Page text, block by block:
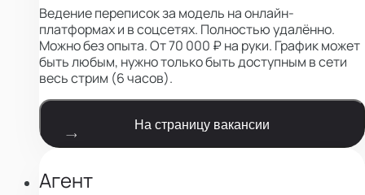
Ведение переписок за модель на онлайн-
платформах и в соцсетях. Полностью удалённо.
Можно без опыта. От 70 000 ₽ на руки. График может
быть любым, нужно только быть доступным в сети
весь стрим (6 часов).
На страницу вакансии
Агент